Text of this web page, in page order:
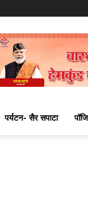
पर्यटन- सैर सपाटा